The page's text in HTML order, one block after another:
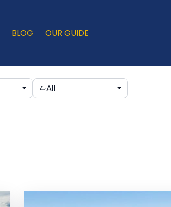
BLOG OUR GUIDE
All